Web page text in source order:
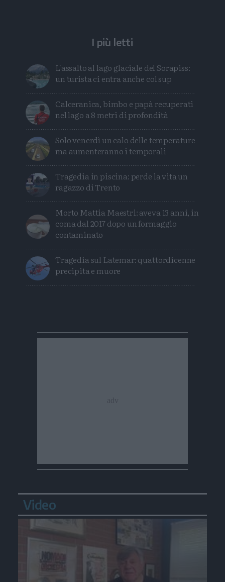
I più letti
L'assalto al lago glaciale del Sorapiss:
un turista ci entra anche col sup
Calceranica, bimbo e papà recuperati
nel lago a 8 metri di profondità
Solo venerdì un calo delle temperature
ma aumenteranno i temporali
Tragedia in piscina: perde la vita un
ragazzo di Trento
Morto Mattia Maestri: aveva 13 anni, in
coma dal 2017 dopo un formaggio
contaminato
Tragedia sul Latemar: quattordicenne
precipita e muore
Video